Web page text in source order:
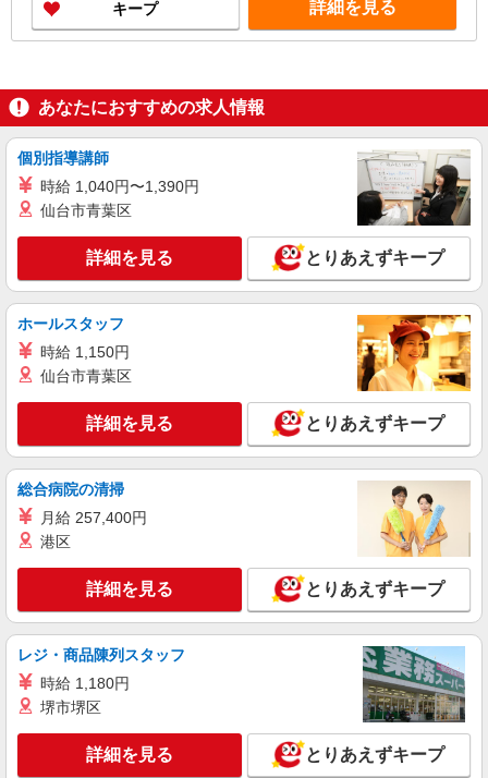
※上記金額に消費税を加えた金額をお支払いいた
します ※交通費・電話代は弊社負担。その他、支
キープ 詳細を見る
あなたにおすすめの求人情報
個別指導講師
時給 1,040円〜1,390円
仙台市青葉区
詳細を見る とりあえずキープ
ホールスタッフ
時給 1,150円
仙台市青葉区
詳細を見る とりあえずキープ
総合病院の清掃
月給 257,400円
港区
詳細を見る とりあえずキープ
レジ・商品陳列スタッフ
時給 1,180円
堺市堺区
詳細を見る とりあえずキープ